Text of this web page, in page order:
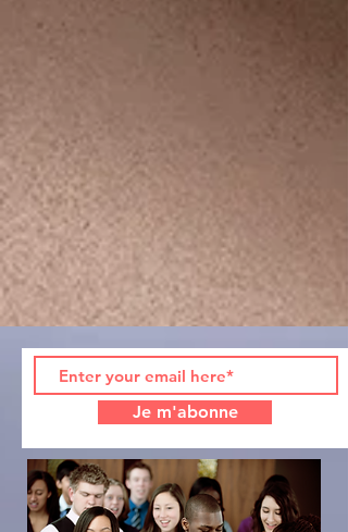
Je m'abonne